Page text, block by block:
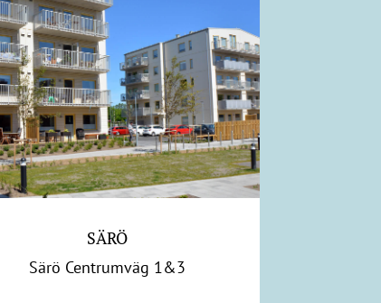
SÄRÖ
Särö Centrumväg 1&3